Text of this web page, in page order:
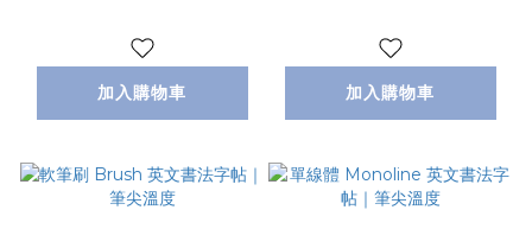
加入購物車 加入購物車